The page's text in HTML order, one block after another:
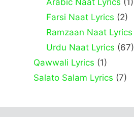
Arabic Naat Lyrics (1)
Farsi Naat Lyrics (2)
Ramzaan Naat Lyrics
Urdu Naat Lyrics (67)
Qawwali Lyrics (1)
Salato Salam Lyrics (7)